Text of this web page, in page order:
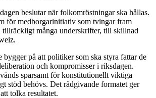
beslutar när folkomröstningar ska hållas.
för medborgarinitiativ som tvingar fram
många underskrifter, till skillnad
på att politiker som ska styra fattar de
och kompromisser i riksdagen.
sparsamt för konstitutionellt viktiga
stöd behövs. Det rådgivande formatet ger
tolka resultatet.